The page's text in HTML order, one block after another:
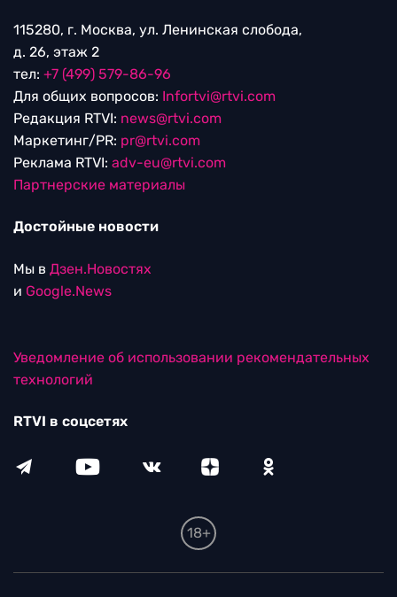
115280, г. Москва, ул. Ленинская слобода,
д. 26, этаж 2
тел: +7 (499) 579-86-96
Для общих вопросов: Infortvi@rtvi.com
Редакция RTVI: news@rtvi.com
Маркетинг/PR: pr@rtvi.com
Реклама RTVI: adv-eu@rtvi.com
Партнерские материалы
Достойные новости
Мы в Дзен.Новостях
и Google.News
Уведомление об использовании рекомендательных
технологий
RTVI в соцсетях
18+